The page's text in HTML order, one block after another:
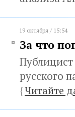
19 октября / 15:54
За что
русского
{Читайте